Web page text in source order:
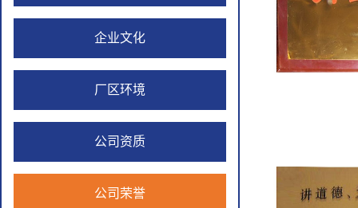
企业文化
厂区环境
公司资质
公司荣誉